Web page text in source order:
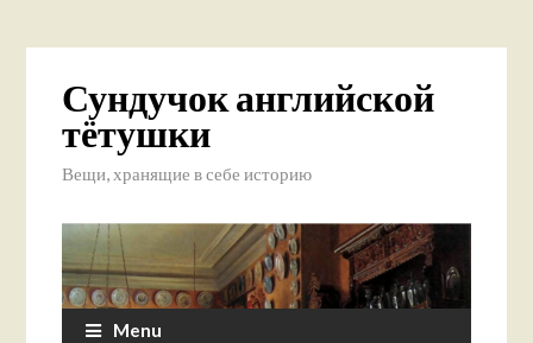
Сундучок английской
тётушки
Вещи, хранящие в себе историю
Menu